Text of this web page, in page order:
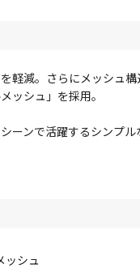
軽減。さらにメッシュ
ッシュ」を採用。
ーンで活躍するシンプ
ッシュ